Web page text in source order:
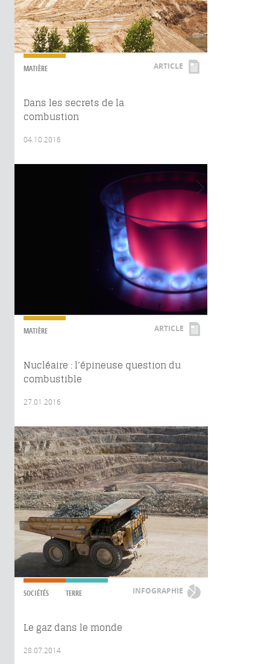
MATIÈRE ARTICLE
Dans les secrets de la
combustion
04.10.2016
MATIÈRE ARTICLE
Nucléaire : l’épineuse question du
combustible
27.01.2016
SOCIÉTÉS TERRE INFOGRAPHIE
Le gaz dans le monde
28.07.2014